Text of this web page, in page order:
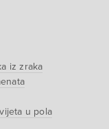
iz zraka
u pola